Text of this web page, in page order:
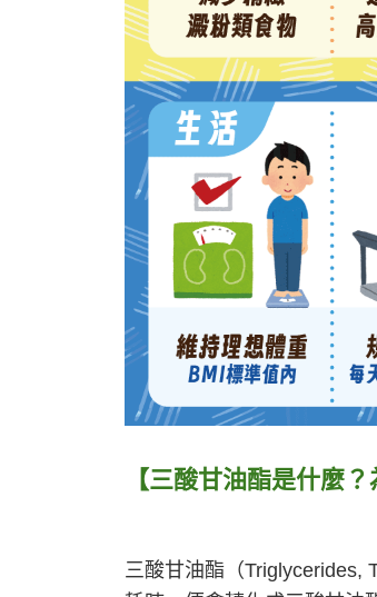
【三酸甘油酯是什麼？
三酸甘油酯（Triglycerides,